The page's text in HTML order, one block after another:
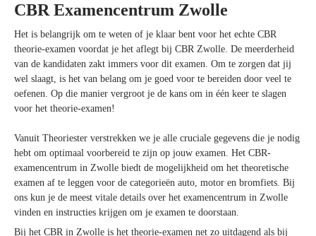
CBR Examencentrum Zwolle
Het is belangrijk om te weten of je klaar bent voor het echte CBR
theorie-examen voordat je het aflegt bij CBR Zwolle. De meerderheid
van de kandidaten zakt immers voor dit examen. Om te zorgen dat jij
wel slaagt, is het van belang om je goed voor te bereiden door veel te
oefenen. Op die manier vergroot je de kans om in één keer te slagen
voor het theorie-examen!
Vanuit Theoriester verstrekken we je alle cruciale gegevens die je nodig
hebt om optimaal voorbereid te zijn op jouw examen. Het CBR-
examencentrum in Zwolle biedt de mogelijkheid om het theoretische
examen af te leggen voor de categorieën auto, motor en bromfiets. Bij
ons kun je de meest vitale details over het examencentrum in Zwolle
vinden en instructies krijgen om je examen te doorstaan.
Bij het CBR in Zwolle is het theorie-examen net zo uitdagend als bij